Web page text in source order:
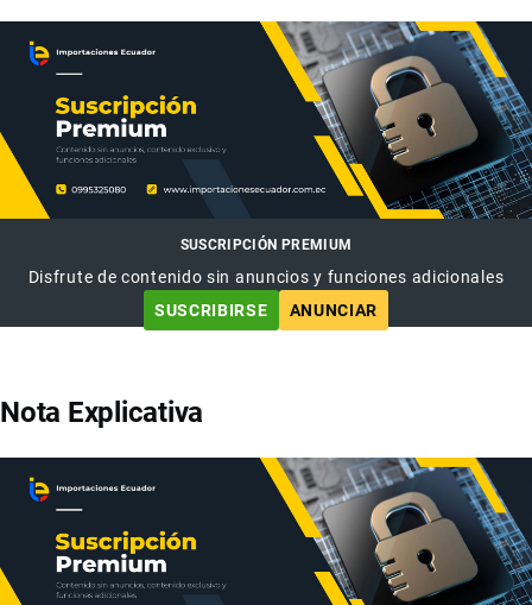
SUSCRIPCIÓN PREMIUM
Disfrute de contenido sin anuncios y funciones adicionales
SUSCRIBIRSE
ANUNCIAR
Nota Explicativa